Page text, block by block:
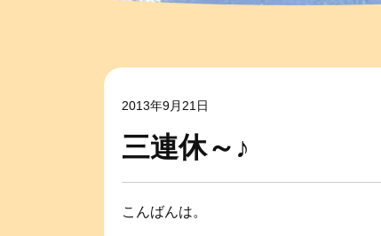
2013年9月21日
三連休～♪
こんばんは。